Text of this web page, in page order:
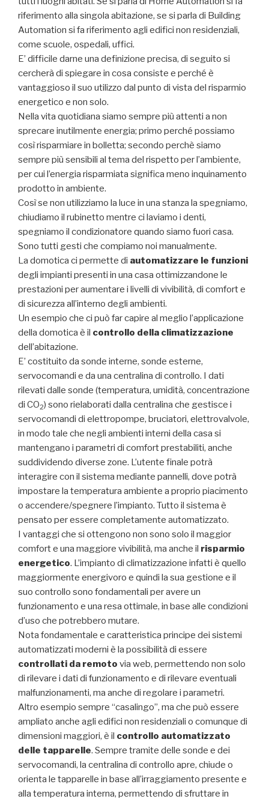
riferimento alla singola abitazione, se si parla di Building
Automation si fa riferimento agli edifici non residenziali,
come scuole, ospedali, uffici.
E’ difficile darne una definizione precisa, di seguito si
cercherà di spiegare in cosa consiste e perché è
vantaggioso il suo utilizzo dal punto di vista del risparmio
energetico e non solo.
Nella vita quotidiana siamo sempre più attenti a non
sprecare inutilmente energia; primo perché possiamo
così risparmiare in bolletta; secondo perchè siamo
sempre più sensibili al tema del rispetto per l’ambiente,
per cui l’energia risparmiata significa meno inquinamento
prodotto in ambiente.
Così se non utilizziamo la luce in una stanza la spegniamo,
chiudiamo il rubinetto mentre ci laviamo i denti,
spegniamo il condizionatore quando siamo fuori casa.
Sono tutti gesti che compiamo noi manualmente.
La domotica ci permette di automatizzare le funzioni
degli impianti presenti in una casa ottimizzandone le
prestazioni per aumentare i livelli di vivibilità, di comfort e
di sicurezza all’interno degli ambienti.
Un esempio che ci può far capire al meglio l’applicazione
della domotica è il controllo della climatizzazione
dell’abitazione.
E’ costituito da sonde interne, sonde esterne,
servocomandi e da una centralina di controllo. I dati
rilevati dalle sonde (temperatura, umidità, concentrazione
di CO2) sono rielaborati dalla centralina che gestisce i
servocomandi di elettropompe, bruciatori, elettrovalvole,
in modo tale che negli ambienti interni della casa si
mantengano i parametri di comfort prestabiliti, anche
suddividendo diverse zone. L’utente finale potrà
interagire con il sistema mediante pannelli, dove potrà
impostare la temperatura ambiente a proprio piacimento
o accendere/spegnere l’impianto. Tutto il sistema è
pensato per essere completamente automatizzato.
I vantaggi che si ottengono non sono solo il maggior
comfort e una maggiore vivibilità, ma anche il risparmio
energetico. L’impianto di climatizzazione infatti è quello
maggiormente energivoro e quindi la sua gestione e il
suo controllo sono fondamentali per avere un
funzionamento e una resa ottimale, in base alle condizioni
d’uso che potrebbero mutare.
Nota fondamentale e caratteristica principe dei sistemi
automatizzati moderni è la possibilità di essere
controllati da remoto via web, permettendo non solo
di rilevare i dati di funzionamento e di rilevare eventuali
malfunzionamenti, ma anche di regolare i parametri.
Altro esempio sempre “casalingo”, ma che può essere
ampliato anche agli edifici non residenziali o comunque di
dimensioni maggiori, è il controllo automatizzato
delle tapparelle. Sempre tramite delle sonde e dei
servocomandi, la centralina di controllo apre, chiude o
orienta le tapparelle in base all’irraggiamento presente e
alla temperatura interna, permettendo di sfruttare in